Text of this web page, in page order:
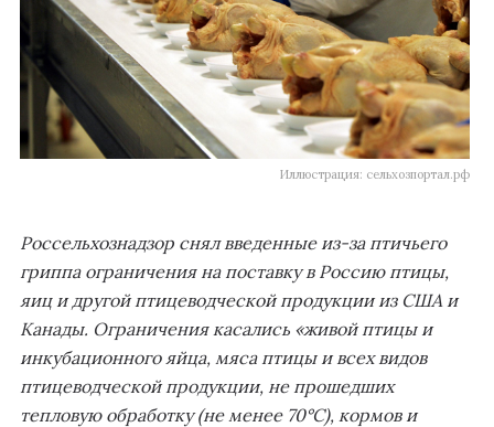
Иллюстрация: сельхозпортал.рф
Россельхознадзор снял введенные из-за птичьего
гриппа ограничения на поставку в Россию птицы,
яиц и другой птицеводческой продукции из США и
Канады. Ограничения касались «живой птицы и
инкубационного яйца, мяса птицы и всех видов
птицеводческой продукции, не прошедших
тепловую обработку (не менее 70°С), кормов и